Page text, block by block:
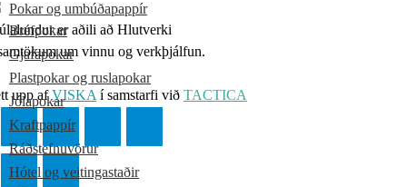
Pokar og umbúðapappír
Bréfpokar
Gjafapokar
Plastpokar og ruslapokar
Jólapokar
Kraftpappír
Ráðstefnuvörur
Hótel og veitingastaðir
er aðili að Hlutverki
um vinnu og verkþjálfun.
upp afVISKA í samstarfi við TACTICA